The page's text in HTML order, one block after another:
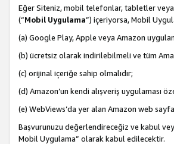
Eğer Siteniz, mobil telefonlar, tabletler veya
(“Mobil Uygulama”) içeriyorsa, Mobil
(a) Google Play, Apple veya Amazon
(b) ücretsiz olarak indirilebilmeli ve tüm
(c) orijinal içeriğe sahip olmalıdır;
(d) Amazon’un kendi alışveriş uygulaması
(e) WebViews’da yer alan Amazon web
Başvurunuzu değerlendireceğiz ve kabul
Mobil Uygulama” olarak kabul edilecektir.